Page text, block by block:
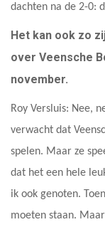
dachten na de 2-0:
Het kan ook zo
over Veensche
november.
Roy Versluis: Nee,
verwacht dat
spelen. Maar ze
dat het een hele
ik ook genoten.
moeten staan.